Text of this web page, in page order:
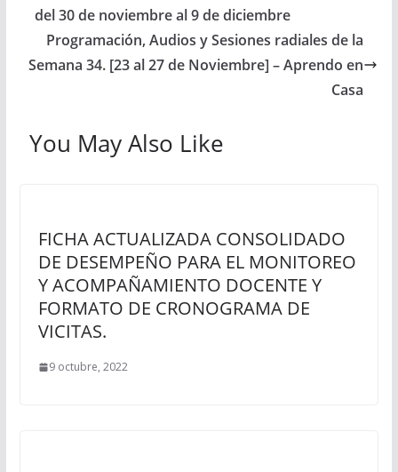
del 30 de noviembre al 9 de diciembre
Programación, Audios y Sesiones radiales de la
Semana 34. [23 al 27 de Noviembre] – Aprendo en
Casa
You May Also Like
FICHA ACTUALIZADA CONSOLIDADO
DE DESEMPEÑO PARA EL MONITOREO
Y ACOMPAÑAMIENTO DOCENTE Y
FORMATO DE CRONOGRAMA DE
VICITAS.
9 octubre, 2022